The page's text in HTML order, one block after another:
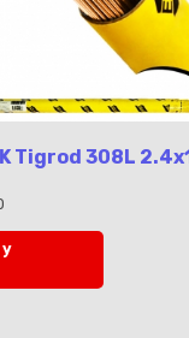
Tigrod 308L